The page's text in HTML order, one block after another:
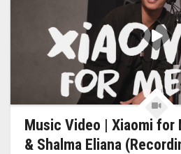
Music Video | Xiaomi for
& Shalma Eliana